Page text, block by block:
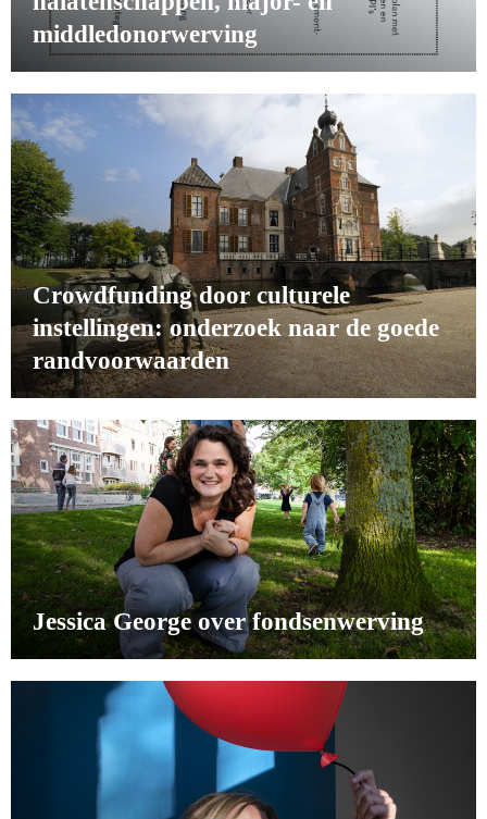
middledonorwerving
Crowdfunding door culturele
instellingen: onderzoek naar de goede
randvoorwaarden
Jessica George over fondsenwerving